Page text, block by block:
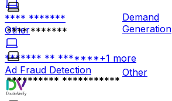
**** *******
Other
******* ** *******+1 more
Ad Fraud Detection
**** *******
Demand
Generation
********** ***********
Other